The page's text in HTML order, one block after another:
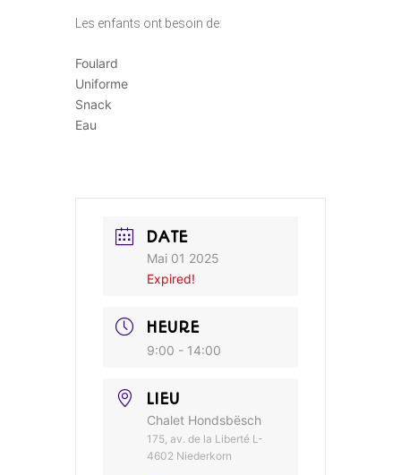
Les enfants ont besoin de:
Foulard
Uniforme
Snack
Eau
DATE
Mai 01 2025
Expired!
HEURE
9:00 - 14:00
LIEU
Chalet Hondsbësch
175, av. de la Liberté L-
4602 Niederkorn